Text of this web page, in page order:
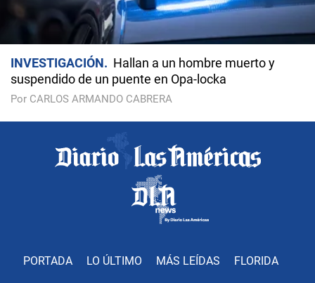
INVESTIGACIÓN
Hallan a un hombre muerto y
suspendido de un puente en Opa-locka
Por CARLOS ARMANDO CABRERA
PORTADA LO ÚLTIMO MÁS LEÍDAS FLORIDA